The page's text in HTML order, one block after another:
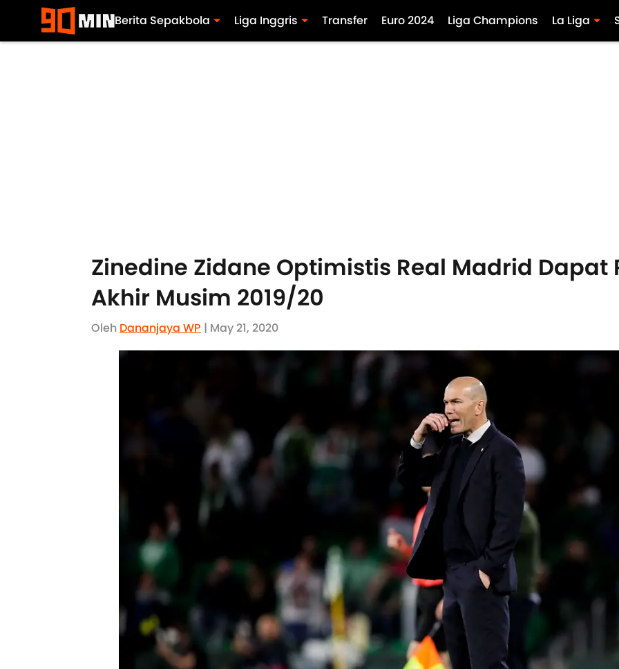
Berita Sepakbola Liga Inggris Transfer Euro 2024 Liga Champions La Liga
Zinedine Zidane Optimistis Real Madrid Dapat
Akhir Musim 2019/20
Oleh Dananjaya WP | May 21, 2020